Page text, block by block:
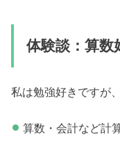
体験談：算数
私は勉強好きですが、
算数・会計など計